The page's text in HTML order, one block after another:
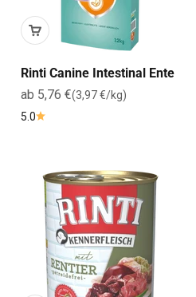
Rinti Canine Intestinal Ente
Angebot
ab 5,76 €(3,97 €/kg)
5.0